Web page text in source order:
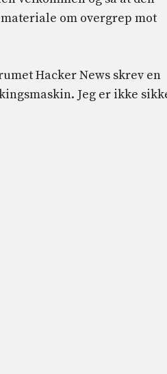
om overgrep mot
Hacker News skrev en
Jeg er ikke